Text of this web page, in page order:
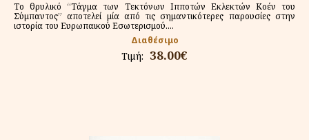
Το θρυλικό “Τάγμα των Τεκτόνων Ιπποτών Εκλεκτών Κοέν του
Σύμπαντος” αποτελεί μία από τις σημαντικότερες παρουσίες στην
ιστορία του Ευρωπαικού Εσωτερισμού....
Διαθέσιμο
Τιμή: 38.00€